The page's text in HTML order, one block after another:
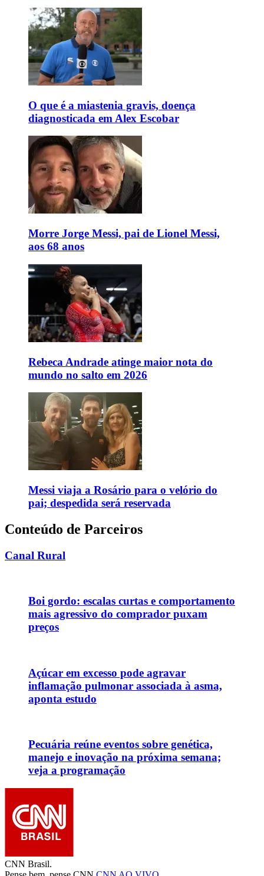
O que é a miastenia gravis, doença
diagnosticada em Alex Escobar
Morre Jorge Messi, pai de Lionel Messi,
aos 68 anos
Rebeca Andrade atinge maior nota do
mundo no salto em 2026
Messi viaja a Rosário para o velório do
pai; despedida será reservada
Conteúdo de Parceiros
Canal Rural
Boi gordo: escalas curtas e comportamento
mais agressivo do comprador puxam
preços
Açúcar em excesso pode agravar
inflamação pulmonar associada à asma,
aponta estudo
Pecuária reúne eventos sobre genética,
manejo e inovação na próxima semana;
veja a programação
CNN Brasil.